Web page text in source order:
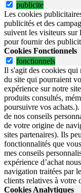
publicite
Les cookies
publicités et des
suivent les visiteurs sur
pour fournir des
Cookies Fonctionnels
fonctionnels
Il s'agit des cookies qui
du site qui pourraient
expérience sur notre
produits consultés,
poursuivre vos
de nos conseils
de votre origine de
sites partenaires). Ils
fonctionnalités que
mes conseils
expérience d’achat
navigation traitées par
clients relatives à votre
Cookies Analytiques